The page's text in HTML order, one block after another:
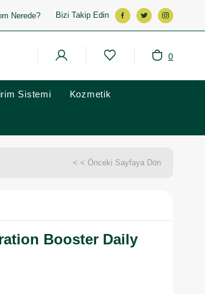
Nerede? Bizi Takip Edin
0
Sistemi Kozmetik
< < Önceki Sayfaya Dön
Booster Daily